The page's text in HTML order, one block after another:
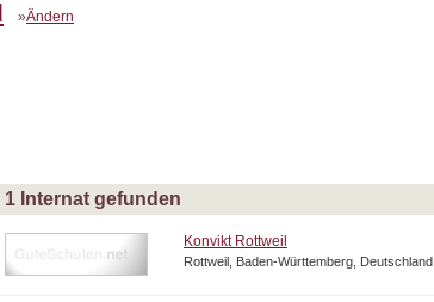
»Ändern
1 Internat gefunden
Konvikt Rottweil
Rottweil, Baden-Württemberg, Deutschland